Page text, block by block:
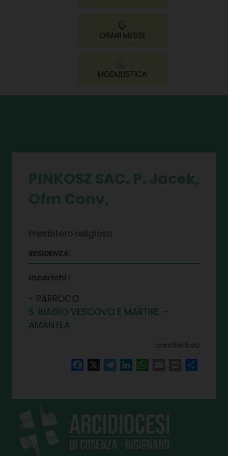
ORARI MESSE
MODULISTICA
Presbitero religioso
RESIDENZA:
Incarichi
PARROCO
S. BIAGIO VESCOVO E MARTIRE –
AMANTEA
condividi su
FacebookTelegramLinkedInWhatsAppPrint